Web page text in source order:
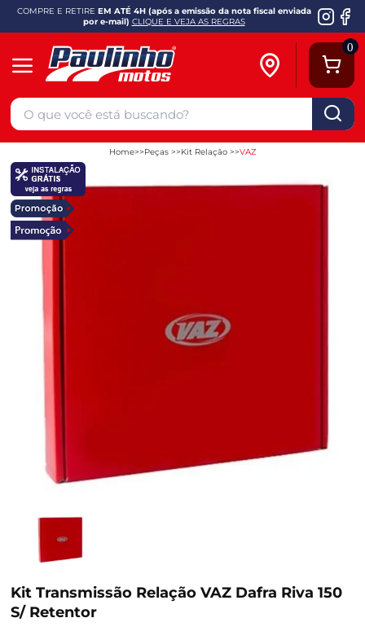
COMPRE E RETIRE EM ATÉ 4H (após a emissão da nota fiscal enviada
por e-mail) CLIQUE E VEJA AS REGRAS
0
Home Peças Kit Relação VAZ
Kit Transmissão Relação VAZ Dafra Riva 150
S/ Retentor